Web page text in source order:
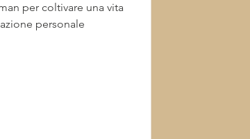
per coltivare una vita
personale